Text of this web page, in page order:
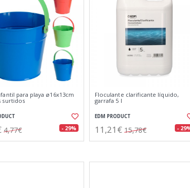
para playa ø16x13cm
surtidos
4,77€ - 29%
Floculante clarificante líquido,
garrafa 5 l
EDM PRODUCT
11,21€ 15,78€ -